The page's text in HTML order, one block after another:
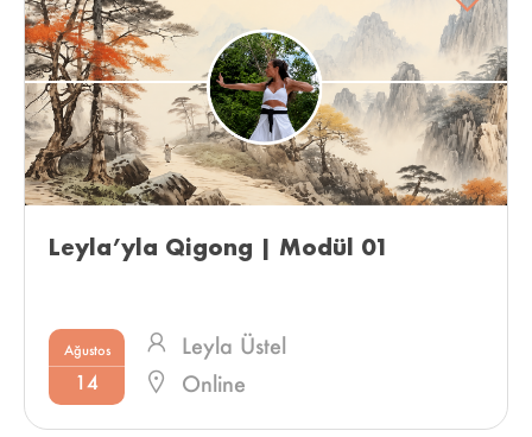
Leyla’yla Qigong | Modül 01
Ağustos
14
Leyla Üstel
Online